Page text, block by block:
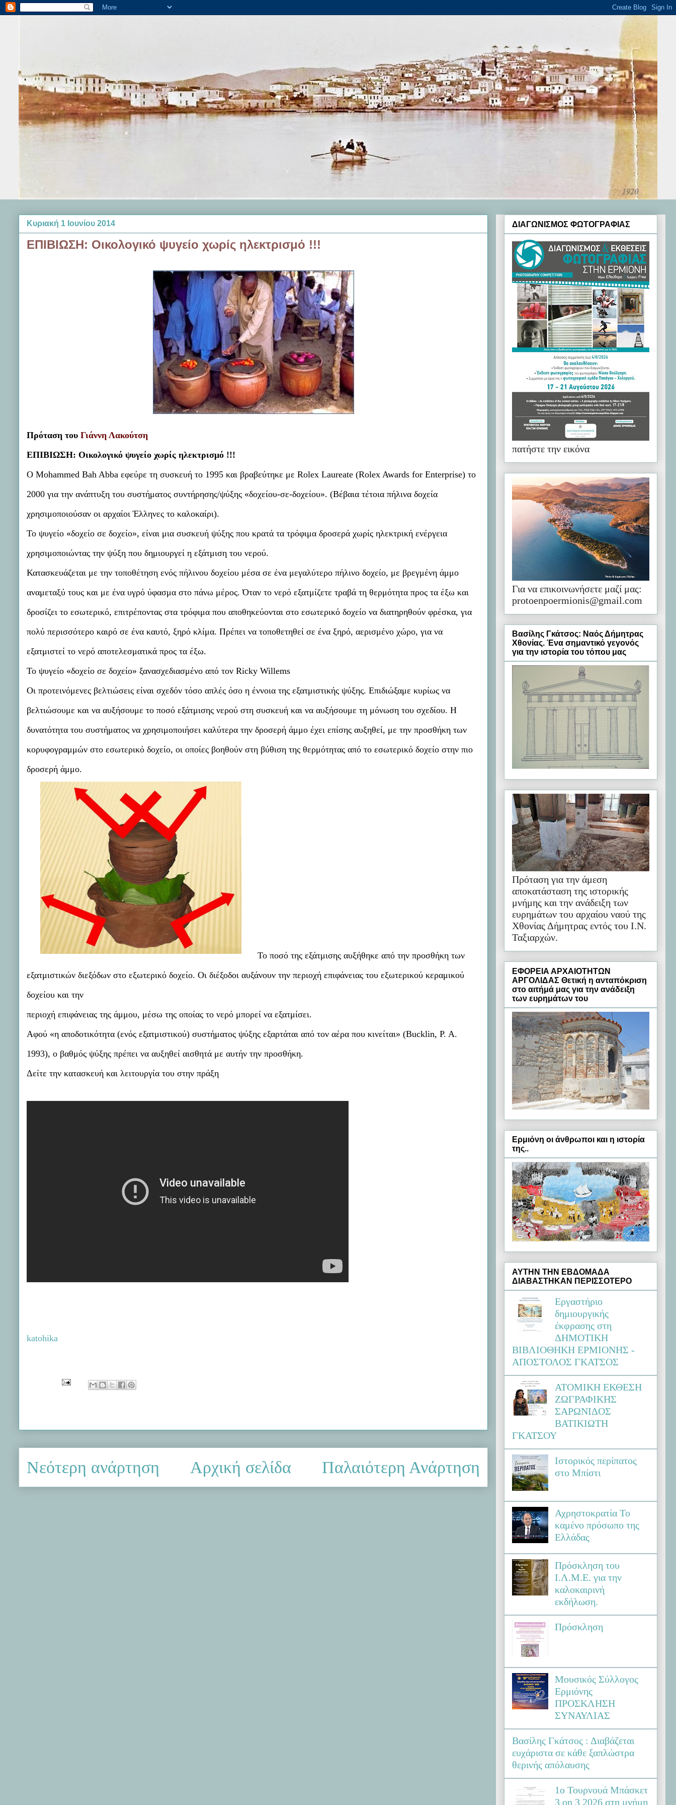
Κυριακή 1 Ιουνίου 2014
ΕΠΙΒΙΩΣΗ: Οικολογικό ψυγείο χωρίς ηλεκτρισμό !!!
Πρόταση του Γιάννη Λακούτση
ΕΠΙΒΙΩΣΗ: Οικολογικό ψυγείο χωρίς ηλεκτρισμό !!!
Ο Mohammed Bah Abba εφεύρε τη συσκευή το 1995 και βραβεύτηκε με Rolex Laureate (Rolex Awards for Enterprise) το
2000 για την ανάπτυξη του συστήματος συντήρησης/ψύξης «δοχείου-σε-δοχείου». (Βέβαια τέτοια πήλινα δοχεία
χρησιμοποιούσαν οι αρχαίοι Έλληνες το καλοκαίρι).
Το ψυγείο «δοχείο σε δοχείο», είναι μια συσκευή ψύξης που κρατά τα τρόφιμα δροσερά χωρίς ηλεκτρική ενέργεια
χρησιμοποιώντας την ψύξη που δημιουργεί η εξάτμιση του νερού.
Κατασκευάζεται με την τοποθέτηση ενός πήλινου δοχείου μέσα σε ένα μεγαλύτερο πήλινο δοχείο, με βρεγμένη άμμο
αναμεταξύ τους και με ένα υγρό ύφασμα στο πάνω μέρος. Όταν το νερό εξατμίζετε τραβά τη θερμότητα προς τα έξω και
δροσίζει το εσωτερικό, επιτρέποντας στα τρόφιμα που αποθηκεύονται στο εσωτερικό δοχείο να διατηρηθούν φρέσκα, για
πολύ περισσότερο καιρό σε ένα καυτό, ξηρό κλίμα. Πρέπει να τοποθετηθεί σε ένα ξηρό, αερισμένο χώρο, για να
εξατμιστεί το νερό αποτελεσματικά προς τα έξω.
Το ψυγείο «δοχείο σε δοχείο» ξανασχεδιασμένο από τον Ricky Willems
Οι προτεινόμενες βελτιώσεις είναι σχεδόν τόσο απλές όσο η έννοια της εξατμιστικής ψύξης. Επιδιώξαμε κυρίως να
βελτιώσουμε και να αυξήσουμε το ποσό εξάτμισης νερού στη συσκευή και να αυξήσουμε τη μόνωση του σχεδίου. Η
δυνατότητα του συστήματος να χρησιμοποιήσει καλύτερα την δροσερή άμμο έχει επίσης αυξηθεί, με την προσθήκη των
κορυφογραμμών στο εσωτερικό δοχείο, οι οποίες βοηθούν στη βύθιση της θερμότητας από το εσωτερικό δοχείο στην πιο
δροσερή άμμο.
Το ποσό της εξάτμισης αυξήθηκε από την προσθήκη των
εξατμιστικών διεξόδων στο εξωτερικό δοχείο. Οι διέξοδοι αυξάνουν την περιοχή επιφάνειας του εξωτερικού κεραμικού
δοχείου και την
περιοχή επιφάνειας της άμμου, μέσω της οποίας το νερό μπορεί να εξατμίσει.
Αφού «η αποδοτικότητα (ενός εξατμιστικού) συστήματος ψύξης εξαρτάται από τον αέρα που κινείται» (Bucklin, Ρ. Α.
1993), ο βαθμός ψύξης πρέπει να αυξηθεί αισθητά με αυτήν την προσθήκη.
Δείτε την κατασκευή και λειτουργία του στην πράξη
katohika
Νεότερη ανάρτηση Παλαιότερη Ανάρτηση
Αρχική σελίδα
ΔΙΑΓΩΝΙΣΜΟΣ ΦΩΤΟΓΡΑΦΙΑΣ
πατήστε την εικόνα
Για να επικοινωνήσετε μαζί μας:
protoenpoermionis@gmail.com
Βασίλης Γκάτσος: Ναός Δήμητρας
Χθονίας. Ένα σημαντικό γεγονός
για την ιστορία του τόπου μας
Πρόταση για την άμεση
αποκατάσταση της ιστορικής
μνήμης και την ανάδειξη των
ευρημάτων του αρχαίου ναού της
Χθονίας Δήμητρας εντός του Ι.Ν.
Ταξιαρχών.
ΕΦΟΡΕΙΑ ΑΡΧΑΙΟΤΗΤΩΝ
ΑΡΓΟΛΙΔΑΣ Θετική η ανταπόκριση
στο αιτήμά μας για την ανάδειξη
των ευρημάτων του
Ερμιόνη oι άνθρωποι και η ιστορία
της..
ΑΥΤΗΝ ΤΗΝ ΕΒΔΟΜΑΔΑ
ΔΙΑΒΑΣΤΗΚΑΝ ΠΕΡΙΣΣΟΤΕΡΟ
Εργαστήριο
δημιουργικής
έκφρασης στη
ΔΗΜΟΤΙΚΗ
ΒΙΒΛΙΟΘΗΚΗ ΕΡΜΙΟΝΗΣ -
ΑΠΟΣΤΟΛΟΣ ΓΚΑΤΣΟΣ
ΑΤΟΜΙΚΗ ΕΚΘΕΣΗ
ΖΩΓΡΑΦΙΚΗΣ
ΣΑΡΩΝΙΔΟΣ
ΒΑΤΙΚΙΩΤΗ
ΓΚΑΤΣΟΥ
Ιστορικός περίπατος
στο Μπίστι
Αχρηστοκρατία Το
καμένο πρόσωπο της
Ελλάδας
Πρόσκληση του
Ι.Λ.Μ.Ε. για την
καλοκαιρινή
εκδήλωση.
Πρόσκληση
Μουσικός Σύλλογος
Ερμιόνης
ΠΡΟΣΚΛΗΣΗ
ΣΥΝΑΥΛΙΑΣ
Βασίλης Γκάτσος : Διαβάζεται
ευχάριστα σε κάθε ξαπλώστρα
θερινής απόλαυσης
1ο Τουρνουά Μπάσκετ
3 on 3 2026 στη μνήμη